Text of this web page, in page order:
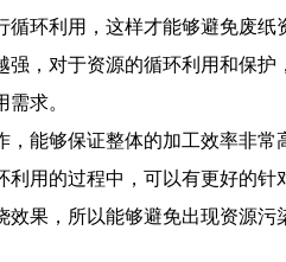
循环利用，这样才能够避免废
强，对于资源的循环利用和保
求。
够保证整体的加工效率非常
利用的过程中，可以有更好的
效果，所以能够避免出现资源